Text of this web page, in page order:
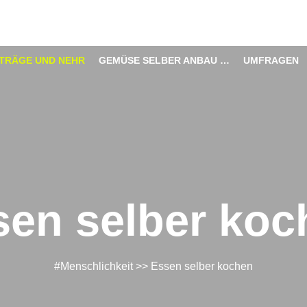
UND NEHR GEMÜSE SELBER ANBAU … UMFRAGEN
selber
#Menschlichkeit >> Essen selber kochen